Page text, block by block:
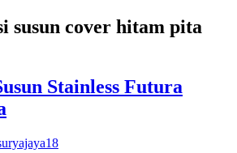
susun cover hitam pita
Stainless Futura